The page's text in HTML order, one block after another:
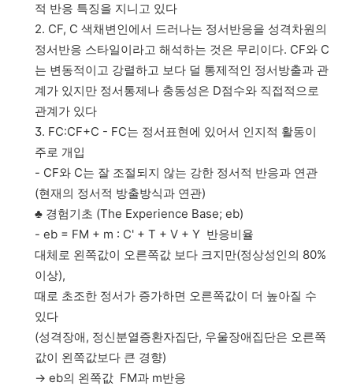
적 반응 특징을 지니고 있다
2. CF, C 색채변인에서 드러나는 정서반응을 성격차원의
정서반응 스타일이라고 해석하는 것은 무리이다. CF와 C
는 변동적이고 강렬하고 보다 덜 통제적인 정서방출과 관
계가 있지만 정서통제나 충동성은 D점수와 직접적으로
관계가 있다
3. FC:CF+C - FC는 정서표현에 있어서 인지적 활동이
주로 개입
- CF와 C는 잘 조절되지 않는 강한 정서적 반응과 연관
(현재의 정서적 방출방식과 연관)
♣ 경험기초 (The Experience Base; eb)
- eb = FM + m : C' + T + V + Y 반응비율
대체로 왼쪽값이 오른쪽값 보다 크지만(정상성인의 80%
이상),
때로 초조한 정서가 증가하면 오른쪽값이 더 높아질 수
있다
(성격장애, 정신분열증환자집단, 우울장애집단은 오른쪽
값이 왼쪽값보다 큰 경향)
→ eb의 왼쪽값 FM과 m반응